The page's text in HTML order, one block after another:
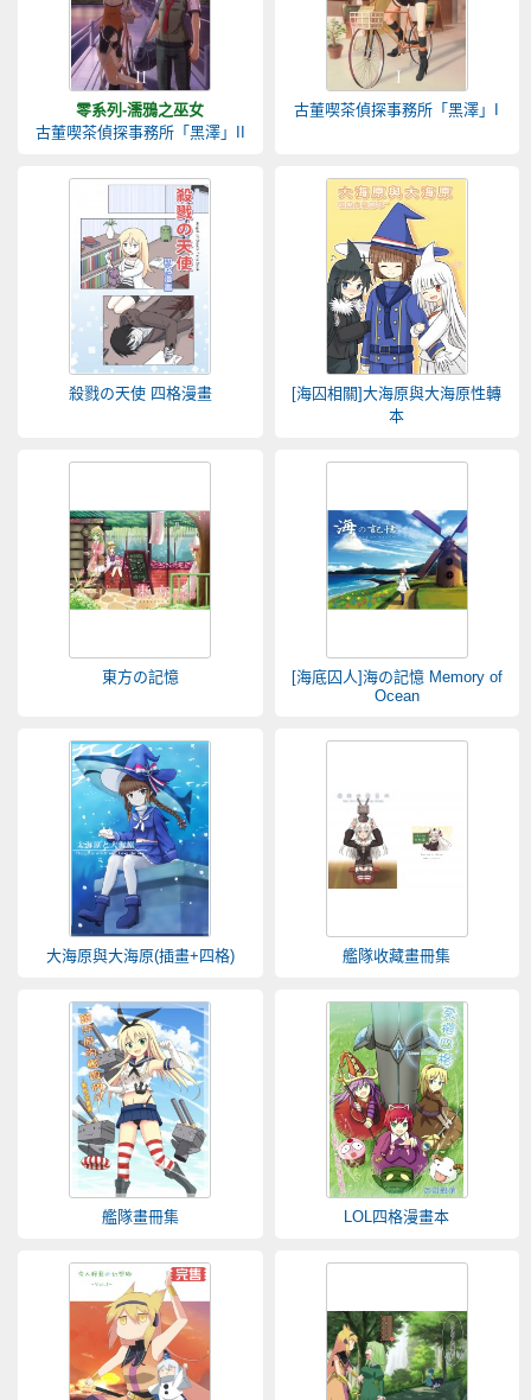
零系列-濡鴉之巫女
古董喫茶偵探事務所「黑澤」II
古董喫茶偵探事務所「黑澤」I
殺戮の天使 四格漫畫
[海囚相關]大海原與大海原性轉
本
東方の記憶
[海底囚人]海の記憶 Memory of
Ocean
大海原與大海原(插畫+四格) 艦隊收藏畫冊集
艦隊畫冊集 LOL四格漫畫本